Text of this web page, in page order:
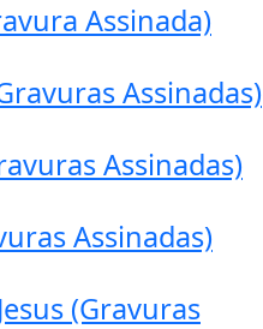
Assinada)
Assinadas)
Assinadas)
Assinadas)
(Gravuras